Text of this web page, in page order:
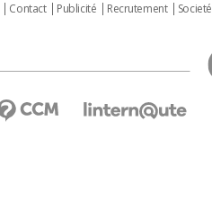
Contact Publicité Recrutement Societé